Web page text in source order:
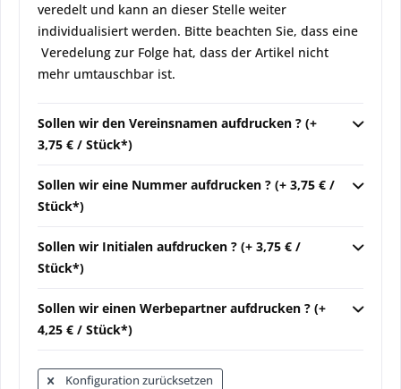
veredelt und kann an dieser Stelle weiter
individualisiert werden. Bitte beachten Sie, dass eine
Veredelung zur Folge hat, dass der Artikel nicht
mehr umtauschbar ist.
Sollen wir den Vereinsnamen aufdrucken ? (+
3,75 € / Stück*)
Sollen wir eine Nummer aufdrucken ? (+ 3,75 € /
Stück*)
Sollen wir Initialen aufdrucken ? (+ 3,75 € /
Stück*)
Sollen wir einen Werbepartner aufdrucken ? (+
4,25 € / Stück*)
Konfiguration zurücksetzen